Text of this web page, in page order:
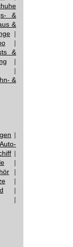
&
&
|
|
&
|
&
|
Auto-
|
|
|
|
|
|